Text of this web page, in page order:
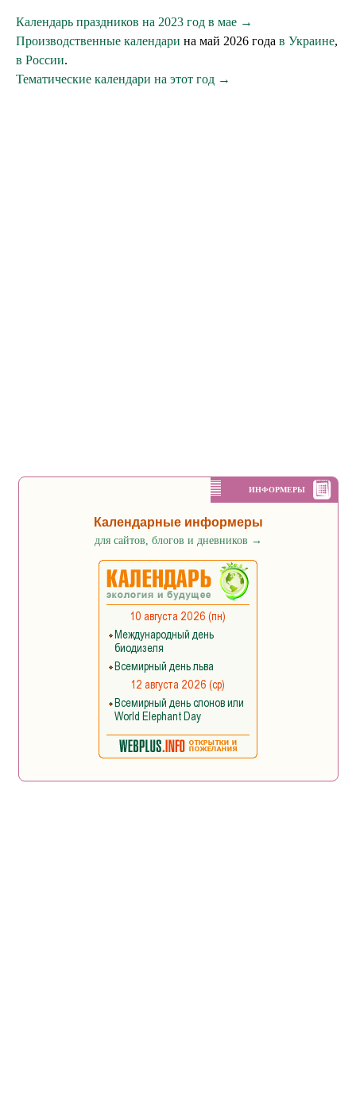
Календарь праздников на 2023 год в мае →
Производственные календари на май 2026 года в Украине,
в России.
Тематические календари на этот год →
ИНФОРМЕРЫ
Календарные информеры
для сайтов, блогов и дневников →